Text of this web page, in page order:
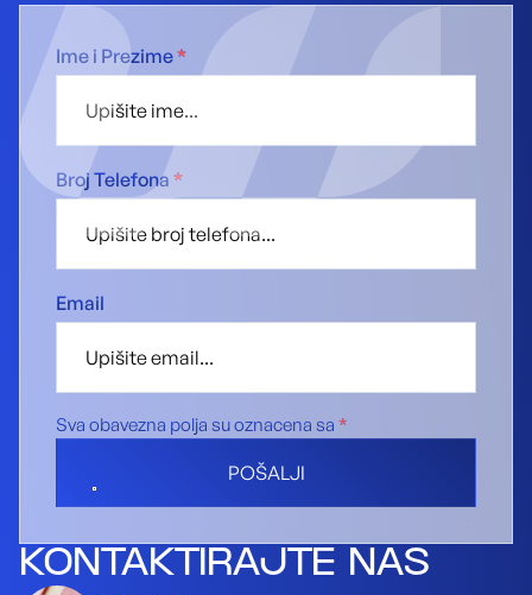
Ime i Prezime*
Broj Telefona *
Email
Sva obavezna polja su oznacena sa *
POŠALJI
KONTAKTIRAJTE NAS